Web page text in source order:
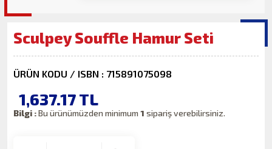
Sculpey Souffle Hamur Seti
ÜRÜN KODU / ISBN : 715891075098
1,637.17TL
Bilgi :Bu ürünümüzden minimum1sipariş verebilirsiniz.